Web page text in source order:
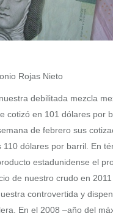
Rojas Nieto
debilitada mezcla
cotizó en 101 dólares por
de febrero sus
110 dólares por barril. En
estadunidense el
de nuestro crudo en
controvertida y
En el 2008 –año del